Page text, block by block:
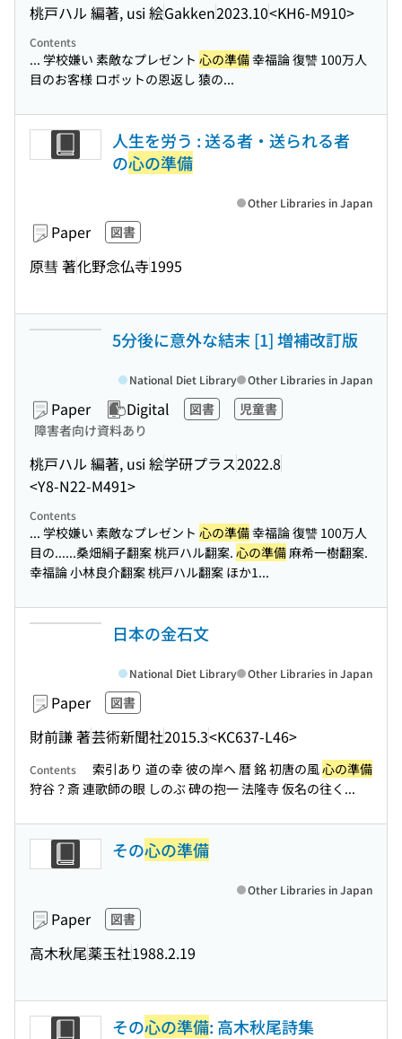
桃戸ハル 編著, usi 絵Gakken2023.10<KH6-M910>
Contents
... 学校嫌い 素敵なプレゼント 心の準備幸福論 復讐 100万人
目のお客様 ロボットの恩返し 猿の...
人生を労う : 送る者・送られる者
の心の準備
Paper 図書
原彗 著化野念仏寺1995
Other Libraries in Japan
5分後に意外な結末 [1] 増補改訂版
Paper Digital 図書
児童書
障害者向け資料あり
桃戸ハル 編著, usi 絵学研プラス2022.8
<Y8-N22-M491>
National Diet Library Other Libraries in Japan
Contents
... 学校嫌い 素敵なプレゼント 心の準備幸福論 復讐 100万人
目の......桑畑絹子翻案 桃戸ハル翻案. 心の準備麻希一樹翻案.
幸福論 小林良介翻案 桃戸ハル翻案 ほか1...
日本の金石文
Paper 図書
財前謙 著芸術新聞社2015.3<KC637-L46>
National Diet Library Other Libraries in Japan
Contents 索引あり 道の幸 彼の岸へ 暦 銘 初唐の風心の準備
狩谷？斎 連歌師の眼 しのぶ 碑の抱一 法隆寺 仮名の往く...
その心の準備
Paper 図書
高木秋尾薬玉社1988.2.19
Other Libraries in Japan
その心の準備: 高木秋尾詩集